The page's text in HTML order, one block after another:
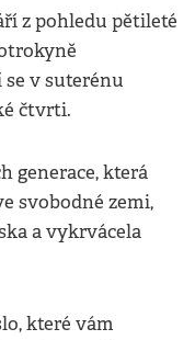
z pohledu pětileté
v suterénu
čtvrti.
generace, která
svobodné zemi,
a vykrvácela
které vám